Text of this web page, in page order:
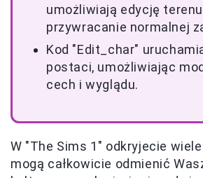
umożliwiają edycję
przywracanie normalnej
Kod "Edit_char"
postaci, umożliwiając
cech i wyglądu.
W "The Sims 1" odkryjecie
mogą całkowicie odmienić